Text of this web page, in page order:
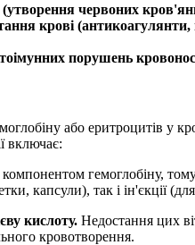
червоних
крові (антикоагулянти,
порушень
або еритроцитів у
включає:
гемоглобіну,
капсули), так і ін'єкції
кислоту. Недостання цих
кровотворення.